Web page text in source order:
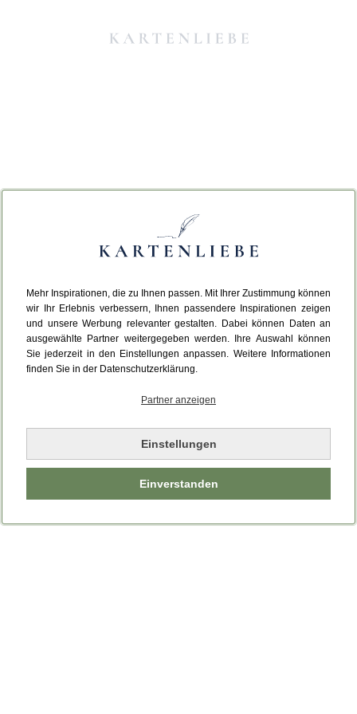
Mehr Inspirationen, die zu Ihnen passen. Mit Ihrer Zustimmung können
wir Ihr Erlebnis verbessern, Ihnen passendere Inspirationen zeigen
und unsere Werbung relevanter gestalten. Dabei können Daten an
ausgewählte Partner weitergegeben werden. Ihre Auswahl können
Sie jederzeit in den Einstellungen anpassen. Weitere Informationen
finden Sie in der Datenschutzerklärung.
Partner anzeigen
Einstellungen
Einverstanden
Da ist etwas schiefgelaufen.
Leider ist ein technischer Fehler aufgetreten.
Bitte laden Sie die Seite neu.